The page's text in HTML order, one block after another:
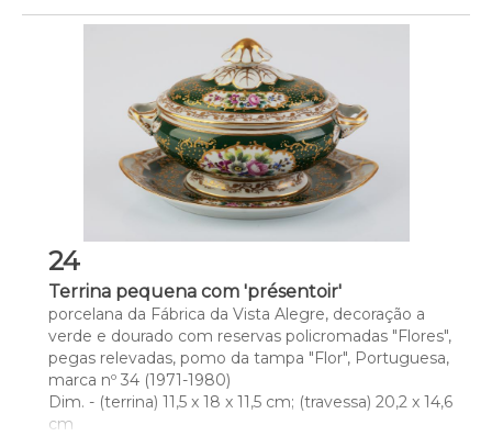
24
Terrina pequena com 'présentoir'
porcelana da Fábrica da Vista Alegre, decoração a
verde e dourado com reservas policromadas "Flores",
pegas relevadas, pomo da tampa "Flor", Portuguesa,
marca nº 34 (1971-1980)
Dim. - (terrina) 11,5 x 18 x 11,5 cm; (travessa) 20,2 x 14,6
cm